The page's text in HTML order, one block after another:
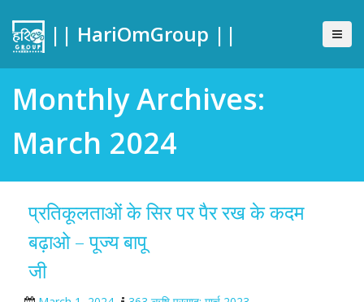
|| HariOmGroup ||
Monthly Archives:
March 2024
प्रतिकूलताओं के सिर पर पैर रख के कदम
बढ़ाओ – पूज्य बापू
जी